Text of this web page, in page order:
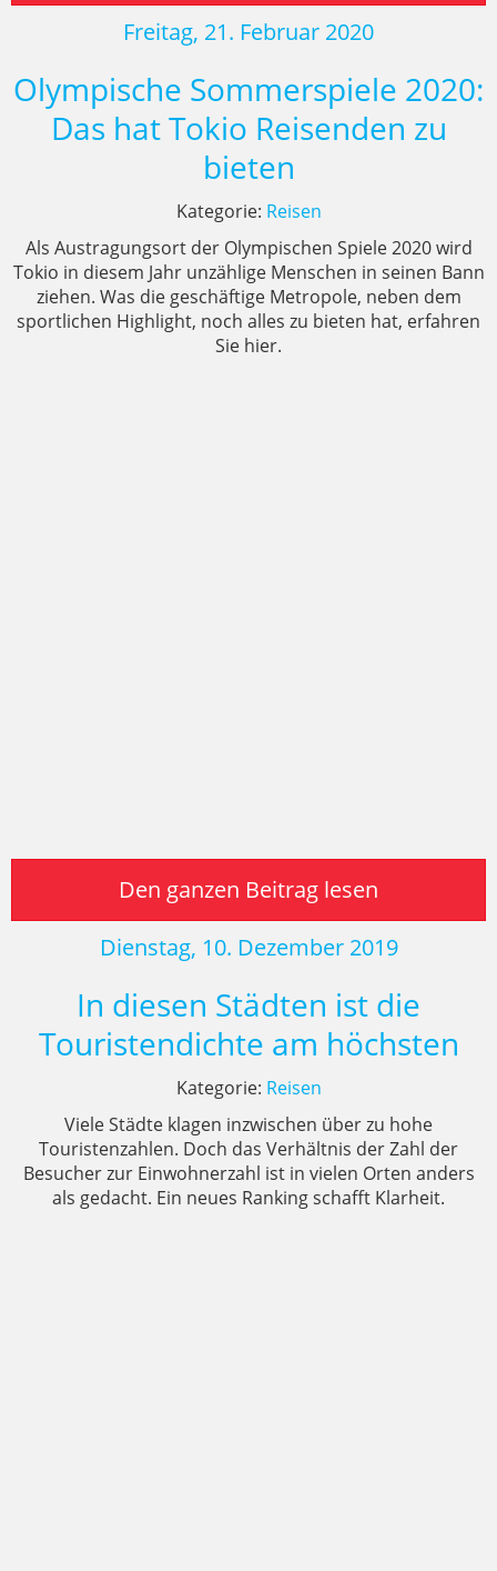
Freitag, 21. Februar 2020
Olympische Sommerspiele 2020:
Das hat Tokio Reisenden zu
bieten
Kategorie: Reisen
Als Austragungsort der Olympischen Spiele 2020 wird
Tokio in diesem Jahr unzählige Menschen in seinen Bann
ziehen. Was die geschäftige Metropole, neben dem
sportlichen Highlight, noch alles zu bieten hat, erfahren
Sie hier.
Den ganzen Beitrag lesen
Dienstag, 10. Dezember 2019
In diesen Städten ist die
Touristendichte am höchsten
Kategorie: Reisen
Viele Städte klagen inzwischen über zu hohe
Touristenzahlen. Doch das Verhältnis der Zahl der
Besucher zur Einwohnerzahl ist in vielen Orten anders
als gedacht. Ein neues Ranking schafft Klarheit.